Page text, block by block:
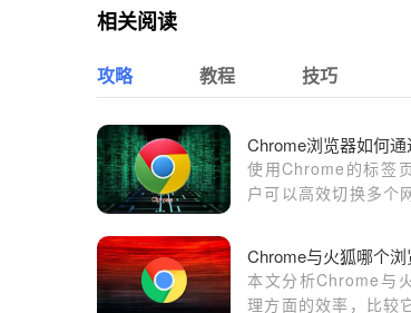
相关阅读
攻略 教程 技巧
使用Chrome的标签
户可以高效切换多个
本文分析Chrome与
理方面的效率，比较